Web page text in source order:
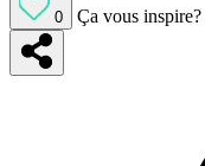
0 Ça vous inspire?